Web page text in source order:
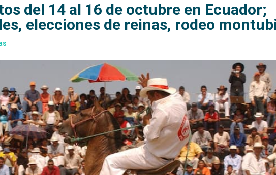
del 14 al 16 de octubre en Ecuador;
elecciones de reinas, rodeo